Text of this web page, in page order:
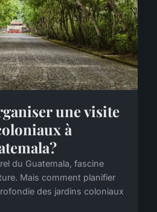
une visite
à
du Guatemala, fascine
Mais comment planifier
des jardins coloniaux